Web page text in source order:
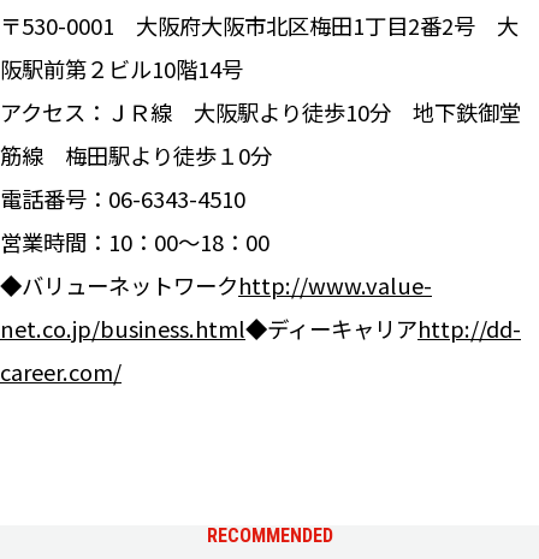
〒530-0001 大阪府大阪市北区梅田1丁目2番2号 大
阪駅前第２ビル10階14号
アクセス：ＪＲ線 大阪駅より徒歩10分 地下鉄御堂
筋線 梅田駅より徒歩１0分
電話番号：06-6343-4510
営業時間：10：00～18：00
◆バリューネットワークhttp://www.value-
net.co.jp/business.html◆ディーキャリアhttp://dd-
career.com/
RECOMMENDED